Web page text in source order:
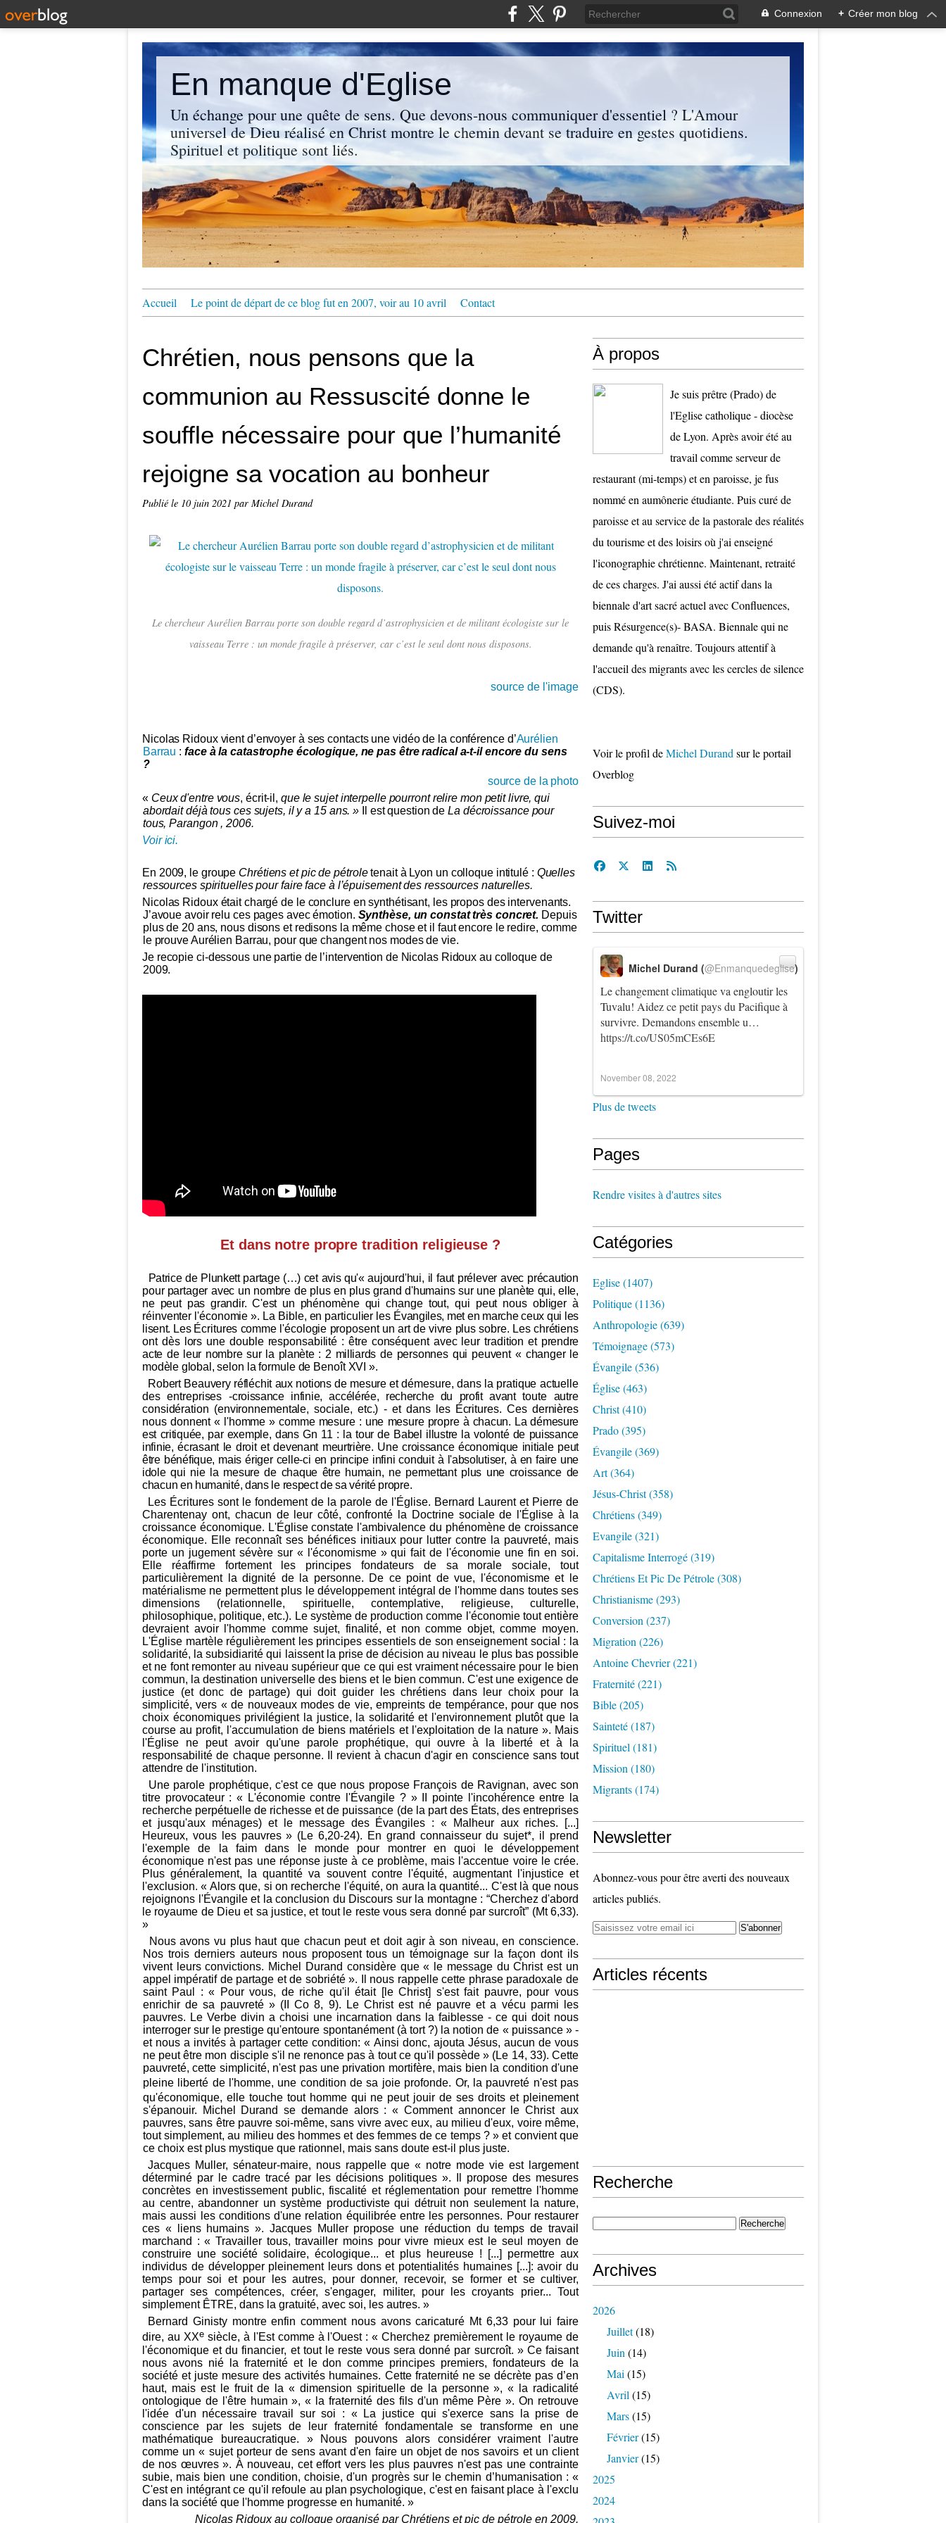
Connexion + Créer mon blog
En manque d'Eglise
Un échange pour une quête de sens. Que devons-nous communiquer d'essentiel ? L'Amour
universel de Dieu réalisé en Christ montre le chemin devant se traduire en gestes quotidiens.
Spirituel et politique sont liés.
Accueil Le point de départ de ce blog fut en 2007, voir au 10 avril Contact
Chrétien, nous pensons que la
communion au Ressuscité donne le
souffle nécessaire pour que l’humanité
rejoigne sa vocation au bonheur
Publié le 10 juin 2021 par Michel Durand
Le chercheur Aurélien Barrau porte son double regard d’astrophysicien et de militant écologiste sur le
vaisseau Terre : un monde fragile à préserver, car c’est le seul dont nous disposons.
source de l'image
Nicolas Ridoux vient d’envoyer à ses contacts une vidéo de la conférence d’Aurélien
Barrau : face à la catastrophe écologique, ne pas être radical a-t-il encore du sens
?
source de la photo
« Ceux d'entre vous, écrit-il, que le sujet interpelle pourront relire mon petit livre, qui
abordait déjà tous ces sujets, il y a 15 ans. »
Il est question de La décroissance pour
tous, Parangon , 2006.
Voir ici.
En 2009, le groupe Chrétiens et pic de pétroletenait à Lyon un colloque intitulé : Quelles
ressources spirituelles pour faire face à l’épuisement des ressources naturelles.
Nicolas Ridoux était chargé de le conclure en synthétisant, les propos des intervenants.
J’avoue avoir relu ces pages avec émotion. Synthèse, un constat très concret. Depuis
plus de 20 ans, nous disons et redisons la même chose et il faut encore le redire, comme
le prouve Aurélien Barrau, pour que changent nos modes de vie.
Je recopie ci-dessous une partie de l’intervention de Nicolas Ridoux au colloque de
2009.
Et dans notre propre tradition religieuse ?
Patrice de Plunkett partage (…) cet avis qu'« aujourd'hui, il faut prélever avec précaution
pour partager avec un nombre de plus en plus grand d'humainssur une planète qui, elle,
ne peut pas grandir. C'est un phénomène qui change tout, qui peut nous obliger à
réinventer l'économie ». La Bible, en particulier les Évangiles, met en marche ceux qui les
lisent. Les Écritures comme l'écologie proposent un art de vivre plus sobre. Les chrétiens
ont dès lors une double responsabilité : être conséquent avec leur tradition et prendre
acte de leur nombre sur la planète : 2 milliards de personnes qui peuvent « changer le
modèle global,selon la formule de Benoît XVI ».
Robert Beauvery réfléchit aux notions de mesure etdémesure, dans la pratique actuelle
des entreprises -croissance infinie, accélérée, recherche du profit avanttoute autre
considération (environnementale, sociale, etc.) - et dans les Écritures. Ces dernières
nous donnent « l'homme » comme mesure : une mesure propre à chacun. La démesure
est critiquée, par exemple, dans Gn 11 : la tour de Babel illustre la volonté de puissance
infinie, écrasant le droit et devenant meurtrière. Une croissance économique initiale peut
être bénéfique, mais ériger celle-ci en principe infini conduit à l'absolutiser, à en faire une
idole qui nie la mesure de chaque être humain, ne permettant plus une croissance de
chacun en humanité, dans le respect de sa vérité propre.
Les Écritures sont le fondement de la parole de l'Église. Bernard Laurent et Pierre de
Charentenay ont, chacun de leur côté, confronté la Doctrine sociale de l'Église à la
croissance économique. L'Église constate l'ambivalence du phénomène de croissance
économique. Elle reconnaît ses bénéfices initiaux pour lutter contre la pauvreté, mais
porte un jugement sévère sur « l'économisme » qui fait de l'économie une fin en soi.
Elle réaffirme fortement les principes fondateurs de sa morale sociale, tout
particulièrement la dignité de la personne. De ce point de vue, l'économisme et le
matérialisme ne permettent plus le développement intégral de l'homme dans toutes ses
dimensions (relationnelle, spirituelle, contemplative, religieuse, culturelle,
philosophique, politique, etc.). Le système de production comme l'économie tout entière
devraient avoir l'homme comme sujet, finalité, et non comme objet, comme moyen.
L'Église martèle régulièrement les principes essentiels de son enseignement social : la
solidarité, la subsidiarité qui laissent la prise de décision au niveau le plus bas possible
et ne font remonter au niveau supérieur que ce qui est vraiment nécessaire pour le bien
commun, la destination universelle des biens et le bien commun. C'est une exigence de
justice (et donc de partage) qui doit guider les chrétiens dans leur choix pour la
simplicité, vers « de nouveaux modes de vie, empreints de tempérance, pour que nos
choix économiques privilégient la justice, la solidarité et l'environnement plutôt que la
course au profit, l'accumulation de biens matériels et l'exploitation de la nature ». Mais
l'Église ne peut avoir qu'une parole prophétique, qui ouvre à la liberté et à la
responsabilité de chaque personne. Il revient à chacun d'agir en conscience sans tout
attendre de l'institution.
Une parole prophétique, c'est ce que nous propose François de Ravignan, avec son
titre provocateur : « L'économie contre l'Évangile ? » II pointe l'incohérence entre la
recherche perpétuelle de richesse et de puissance (de la part des États, des entreprises
et jusqu'aux ménages) et le message des Évangiles : « Malheur aux riches. [...]
Heureux, vous les pauvres » (Le 6,20-24). En grand connaisseur du sujet*, il prend
l'exemple de la faim dans le monde pour montrer en quoi le développement
économique n'est pas une réponse juste à ce problème, mais l'accentue voire le crée.
Plus généralement, la quantité va souvent contre l'équité, augmentant l'injustice et
l'exclusion. « Alors que, si on recherche l'équité, on aura la quantité... C'est là que nous
rejoignons l'Évangile et la conclusion du Discours sur la montagne : “Cherchez d'abord
le royaume de Dieu et sa justice, et tout le reste vous sera donné par surcroît” (Mt 6,33).
»
Nous avons vu plus haut que chacun peut et doit agir à son niveau, en conscience.
Nos trois derniers auteurs nous proposent tous un témoignage sur la façon dont ils
vivent leurs convictions. Michel Durand considère que « le message du Christ est un
appel impératif de partage et de sobriété ». Il nous rappelle cette phrase paradoxale de
saint Paul : « Pour vous, de riche qu'il était [le Christ] s'est fait pauvre, pour vous
enrichir de sa pauvreté » (II Co 8, 9). Le Christ est né pauvre et a vécu parmi les
pauvres. Le Verbe divin a choisi une incarnation dans la faiblesse - ce qui doit nous
interroger sur le prestige qu'entoure spontanément (à tort ?) la notion de « puissance » -
et nous a invités à partager cette condition: « Ainsi donc, ajouta Jésus, aucun de vous
ne peut être mon disciple s'il ne renonce pas à tout ce qu'il possède » (Le 14, 33). Cette
pauvreté, cette simplicité, n'est pas une privation mortifère, mais bien la condition d'une
pleine liberté de l'homme, une condition de sa joie profonde. Or, la pauvreté n'est pas
qu'économique, elle touche tout homme qui ne peut jouir de ses droits et pleinement
s'épanouir. Michel Durand se demande alors : « Comment annoncer le Christ aux
pauvres, sans être pauvre soi-même, sans vivre avec eux, au milieu d'eux, voire même,
tout simplement, au milieu des hommes et des femmes de ce temps ? » et convient que
ce choix est plus mystique que rationnel, mais sans doute est-il plus juste.
Jacques Muller, sénateur-maire, nous rappelle que « notre mode vie est largement
déterminé par le cadre tracé par les décisions politiques ». Il propose des mesures
concrètes en investissement public, fiscalité et réglementation pour remettre l'homme
au centre, abandonner un système productiviste qui détruit non seulement la nature,
mais aussi les conditions d'une relation équilibrée entre les personnes. Pour restaurer
ces « liens humains ». Jacques Muller propose une réduction du temps de travail
marchand : « Travailler tous, travailler moins pour vivre mieux est le seul moyen de
construire une société solidaire, écologique... et plus heureuse ! [...] permettre aux
individus de développer pleinement leurs dons et potentialités humaines [...]: avoir du
temps pour soi et pour les autres, pour donner, recevoir, se former et se cultiver,
partager ses compétences, créer, s'engager, militer, pour les croyants prier... Tout
simplement ÊTRE, dans la gratuité, avec soi, les autres. »
Bernard Ginisty montre enfin comment nous avons caricaturé Mt 6,33 pour lui faire
dire, au XXesiècle, à l'Est comme à l'Ouest : « Cherchez premièrement le royaume de
l'économique et du financier, et tout le reste vous sera donné par surcroît. » Ce faisant
nous avons nié la fraternité et le don comme principes premiers, fondateurs de la
société et juste mesure des activités humaines. Cette fraternité ne se décrète pas d’en
haut, mais est le fruit de la « dimension spirituelle de la personne », « la radicalité
ontologique de l'être humain », « la fraternité des fils d'un même Père ». On retrouve
l'idée d'un nécessaire travail sur soi : « La justice qui s'exerce sans la prise de
conscience par les sujets de leur fraternité fondamentale se transforme en une
mathématique bureaucratique. » Nous pouvons alors considérer vraiment l'autre
comme un « sujet porteur de sens avant d'en faire un objet de nos savoirs et un client
de nos œuvres ». À nouveau, cet effort vers les plus pauvres n'est pas une contrainte
subie, mais bien une condition, choisie, d'un progrès sur le chemin d’humanisation : «
C'est en intégrant ce qu'il refoule au plan psychologique, c'est en faisant place à l'exclu
dans la société que l'homme progresse en humanité. »
Nicolas Ridoux au colloque organisé par Chrétiens et pic de pétrole en 2009.
À propos
Je suis prêtre (Prado) de
l'Eglise catholique - diocèse
de Lyon. Après avoir été au
travail comme serveur de
restaurant (mi-temps) et en paroisse, je fus
nommé en aumônerie étudiante. Puis curé de
paroisse et au service de la pastorale des réalités
du tourisme et des loisirs où j'ai enseigné
l'iconographie chrétienne. Maintenant, retraité
de ces charges. J'ai aussi été actif dans la
biennale d'art sacré actuel avec Confluences,
puis Résurgence(s)- BASA. Biennale qui ne
demande qu'à renaître. Toujours attentif à
l'accueil des migrants avec les cercles de silence
(CDS).
Voir le profil deMichel Durand sur le portail
Overblog
Suivez-moi
Twitter
Le changement climatique va engloutir les
Tuvalu! Aidez ce petit pays du Pacifique à
survivre. Demandons ensemble u…
https://t.co/US05mCEs6E
Michel Durand (@Enmanquedeglise)
November 08, 2022
Plus de tweets
Pages
Rendre visites à d'autres sites
Catégories
Eglise(1407)
Politique(1136)
Anthropologie(639)
Témoignage(573)
Évangile(536)
Église(463)
Christ(410)
Prado(395)
Évangile(369)
Art(364)
Jésus-Christ(358)
Chrétiens(349)
Evangile(321)
Capitalisme Interrogé(319)
Chrétiens Et Pic De Pétrole(308)
Christianisme(293)
Conversion (237)
Migration (226)
Antoine Chevrier(221)
Fraternité(221)
Bible(205)
Sainteté(187)
Spirituel (181)
Mission (180)
Migrants(174)
Newsletter
Abonnez-vous pour être averti des nouveaux
articles publiés.
Articles récents
Recherche
Archives
2026
Juillet(18)
Juin (14)
Mai (15)
Avril (15)
Mars(15)
Février(15)
Janvier(15)
2025
2024